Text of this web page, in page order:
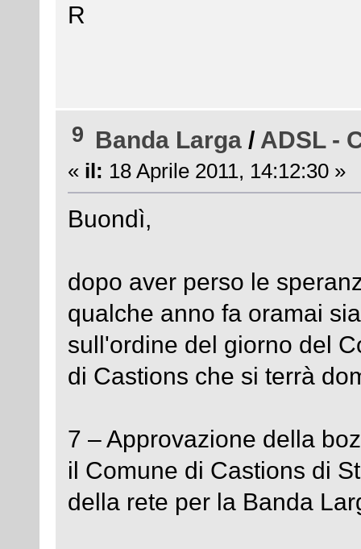
R
9 Banda Larga / ADSL -
« il: 18 Aprile 2011, 14:12:30 »
Buondì,
dopo aver perso le
qualche anno fa oramai
sull'ordine del giorno del
di Castions che si terrà
7 – Approvazione della
il Comune di Castions di
della rete per la Banda